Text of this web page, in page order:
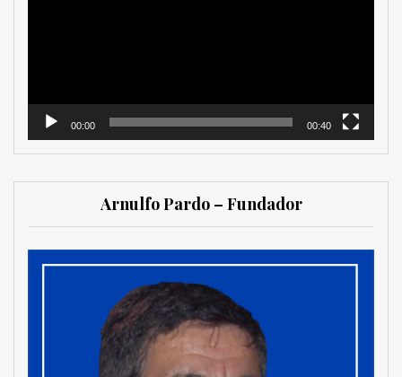
00:00 00:40
Arnulfo Pardo – Fundador